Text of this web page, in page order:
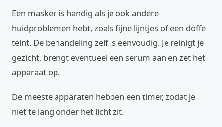
Een masker is handig als je ook andere
huidproblemen hebt, zoals fijne lijntjes of een doffe
teint. De behandeling zelf is eenvoudig. Je reinigt je
gezicht, brengt eventueel een serum aan en zet het
apparaat op.
De meeste apparaten hebben een timer, zodat je
niet te lang onder het licht zit.